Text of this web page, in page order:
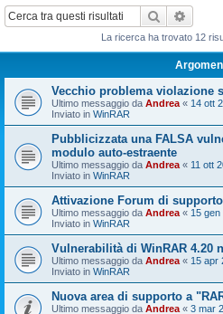
Cerca
La ricerca ha trovato 12
Vecchio problema violazione
Ultimo messaggio da Andrea « 14 ott
Inviato in WinRAR
Pubblicizzata una FALSA
modulo auto-estraente
Ultimo messaggio da Andrea « 11 ott
Inviato in WinRAR
Attivazione Forum di supporto
Ultimo messaggio da Andrea « 15 gen
Inviato in WinRAR
Vulnerabilità di WinRAR 4.20
Ultimo messaggio da Andrea « 15 apr
Inviato in WinRAR
Nuova area di supporto a
Ultimo messaggio da Andrea « 3 mar